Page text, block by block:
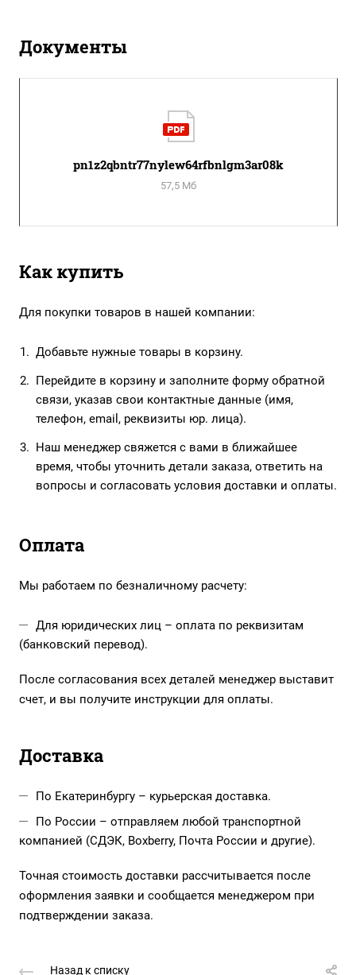
Документы
pn1z2qbntr77nylew64rfbnlgm3ar08k
57,5 Мб
Как купить
Для покупки товаров в нашей компании:
Добавьте нужные товары в корзину.
Перейдите в корзину и заполните форму обратной
связи, указав свои контактные данные (имя,
телефон, email, реквизиты юр. лица).
Наш менеджер свяжется с вами в ближайшее
время, чтобы уточнить детали заказа, ответить на
вопросы и согласовать условия доставки и оплаты.
Оплата
Мы работаем по безналичному расчету:
Для юридических лиц – оплата по реквизитам
(банковский перевод).
После согласования всех деталей менеджер выставит
счет, и вы получите инструкции для оплаты.
Доставка
По Екатеринбургу – курьерская доставка.
По России – отправляем любой транспортной
компанией (СДЭК, Boxberry, Почта России и другие).
Точная стоимость доставки рассчитывается после
оформления заявки и сообщается менеджером при
подтверждении заказа.
Назад к списку